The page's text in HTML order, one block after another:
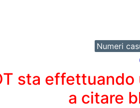
Numeri
sta
a citare